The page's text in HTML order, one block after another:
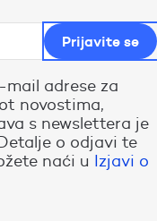
adrese za
novostima,
s newslettera je
o odjavi te
naći u Izjavi o